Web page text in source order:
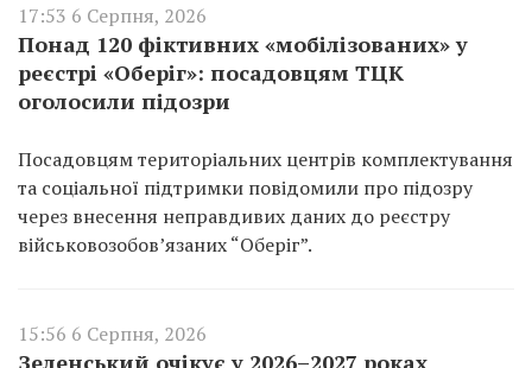
17:53 6 Серпня, 2026
Понад 120 фіктивних «мобілізованих» у
реєстрі «Оберіг»: посадовцям ТЦК
оголосили підозри
Посадовцям територіальних центрів комплектування
та соціальної підтримки повідомили про підозру
через внесення неправдивих даних до реєстру
військовозобов’язаних “Оберіг”.
15:56 6 Серпня, 2026
Зеленський очікує у 2026–2027 роках